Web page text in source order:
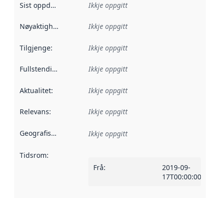
Sist oppdatert Ikkje oppgitt
Nøyaktigheit Ikkje oppgitt
Tilgjenge: Ikkje oppgitt
Fullstendigheit Ikkje oppgitt
Aktualitet: Ikkje oppgitt
Relevans: Ikkje oppgitt
Geografisk område Ikkje oppgitt
Tidsrom:
Frå:
2019-09-
17T00:00:00Z